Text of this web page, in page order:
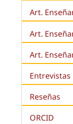
Art.
Art.
Art.
Entrevistas
Reseñas
ORCID